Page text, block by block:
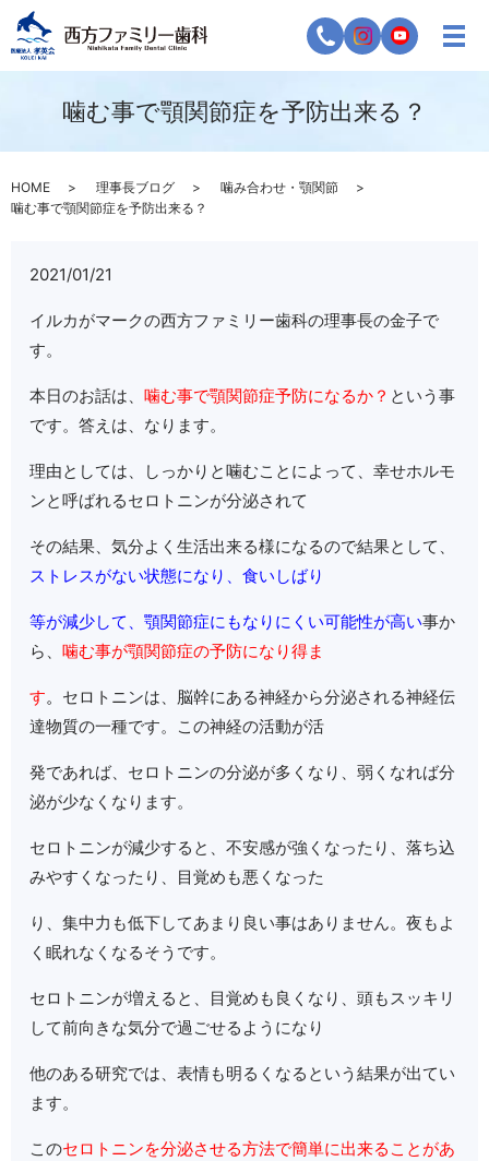
噛む事で顎関節症を予防出来る？
HOME 理事長ブログ
噛み合わせ・顎関節
噛む事で顎関節症を予防出来る？
2021/01/21
イルカがマークの西方ファミリー歯科の理事長の金子で
す。
本日のお話は、噛む事で顎関節症予防になるか？ という事
です。答えは、なります。
理由としては、しっかりと噛むことによって、幸せホルモ
ンと呼ばれるセロトニンが分泌されて
その結果、気分よく生活出来る様になるので結果として、
ストレスがない状態になり、食いしばり
等が減少して、顎関節症にもなりにくい可能性が高い事か
ら、噛む事が顎関節症の予防になり得ま
す。 セロトニンは、脳幹にある神経から分泌される神経伝
達物質の一種です。この神経の活動が活
発であれば、セロトニンの分泌が多くなり、弱くなれば分
泌が少なくなります。
セロトニンが減少すると、不安感が強くなったり、落ち込
みやすくなったり、目覚めも悪くなった
り、集中力も低下してあまり良い事はありません。夜もよ
く眠れなくなるそうです。
セロトニンが増えると、目覚めも良くなり、頭もスッキリ
して前向きな気分で過ごせるようになり
他のある研究では、表情も明るくなるという結果が出てい
ます。
このセロトニンを分泌させる方法で簡単に出来ることがあ